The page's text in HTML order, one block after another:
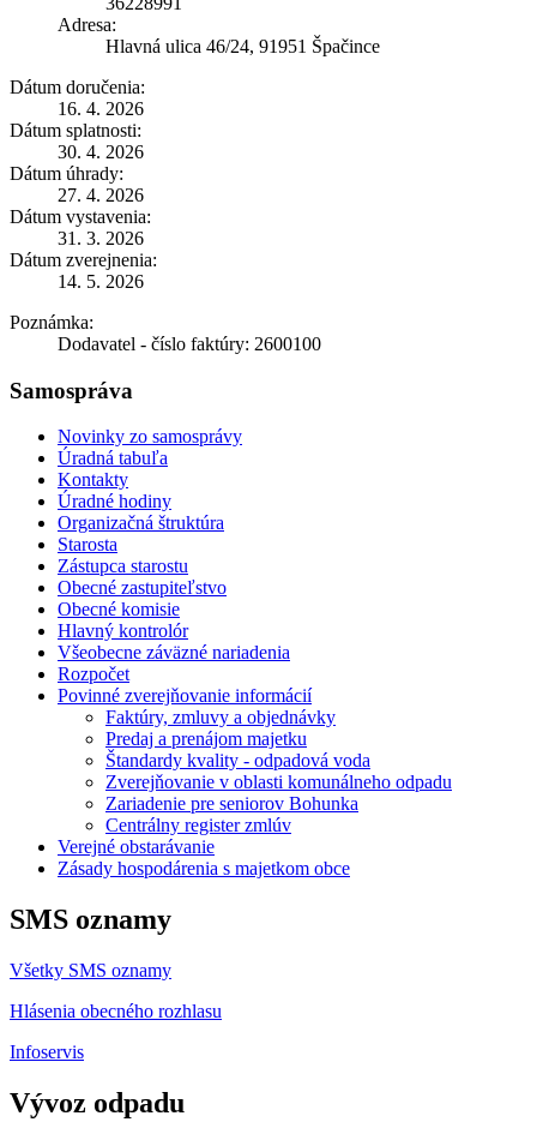
Adresa:
Hlavná ulica 46/24, 91951 Špačince
Dátum doručenia:
16. 4. 2026
Dátum splatnosti:
30. 4. 2026
Dátum úhrady:
27. 4. 2026
Dátum vystavenia:
31. 3. 2026
Dátum zverejnenia:
14. 5. 2026
Poznámka:
Dodavatel - číslo faktúry: 2600100
Samospráva
Novinky zo samosprávy
Úradná tabuľa
Kontakty
Úradné hodiny
Organizačná štruktúra
Starosta
Zástupca starostu
Obecné zastupiteľstvo
Obecné komisie
Hlavný kontrolór
Všeobecne záväzné nariadenia
Rozpočet
Povinné zverejňovanie informácií
Faktúry, zmluvy a objednávky
Predaj a prenájom majetku
Štandardy kvality - odpadová voda
Zverejňovanie v oblasti komunálneho odpadu
Zariadenie pre seniorov Bohunka
Centrálny register zmlúv
Verejné obstarávanie
Zásady hospodárenia s majetkom obce
SMS oznamy
Všetky SMS oznamy
Hlásenia obecného rozhlasu
Infoservis
Vývoz odpadu